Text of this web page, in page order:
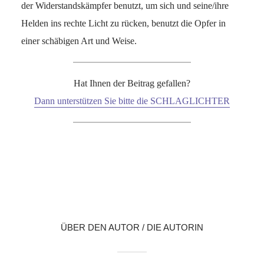
der Widerstandskämpfer benutzt, um sich und seine/ihre
Helden ins rechte Licht zu rücken, benutzt die Opfer in
einer schäbigen Art und Weise.
Hat Ihnen der Beitrag gefallen?
Dann unterstützen Sie bitte die SCHLAGLICHTER
ÜBER DEN AUTOR / DIE AUTORIN